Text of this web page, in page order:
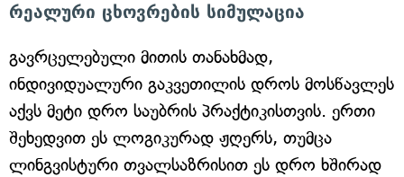
რეალური ცხოვრების სიმულაცია
გავრცელებული მითის თანახმად,
ინდივიდუალური გაკვეთილის დროს მოსწავლეს
აქვს მეტი დრო საუბრის პრაქტიკისთვის. ერთი
შეხედვით ეს ლოგიკურად ჟღერს, თუმცა
ლინგვისტური თვალსაზრისით ეს დრო ხშირად